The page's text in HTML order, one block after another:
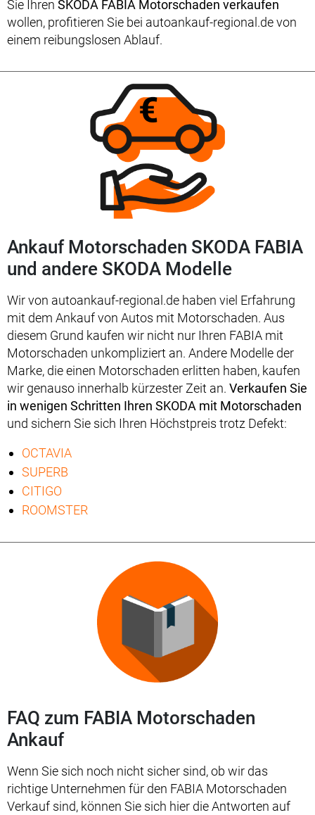
Sie Ihren SKODA FABIA Motorschaden verkaufen
wollen, profitieren Sie bei autoankauf-regional.de von
einem reibungslosen Ablauf.
Ankauf Motorschaden SKODA FABIA
und andere SKODA Modelle
Wir von autoankauf-regional.de haben viel Erfahrung
mit dem Ankauf von Autos mit Motorschaden. Aus
diesem Grund kaufen wir nicht nur Ihren FABIA mit
Motorschaden unkompliziert an. Andere Modelle der
Marke, die einen Motorschaden erlitten haben, kaufen
wir genauso innerhalb kürzester Zeit an. Verkaufen Sie
in wenigen Schritten Ihren SKODA mit Motorschaden
und sichern Sie sich Ihren Höchstpreis trotz Defekt:
OCTAVIA
SUPERB
CITIGO
ROOMSTER
FAQ zum FABIA Motorschaden
Ankauf
Wenn Sie sich noch nicht sicher sind, ob wir das
richtige Unternehmen für den FABIA Motorschaden
Verkauf sind, können Sie sich hier die Antworten auf